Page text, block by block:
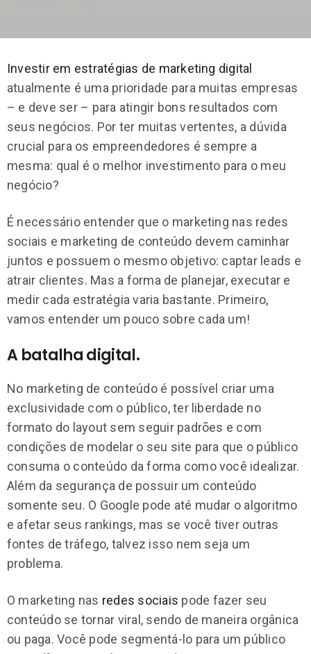
Investir em estratégias de marketing digital
atualmente é uma prioridade para muitas empresas
– e deve ser – para atingir bons resultados com
seus negócios. Por ter muitas vertentes, a dúvida
crucial para os empreendedores é sempre a
mesma: qual é o melhor investimento para o meu
negócio?
É necessário entender que o marketing nas redes
sociais e marketing de conteúdo devem caminhar
juntos e possuem o mesmo objetivo: captar leads e
atrair clientes. Mas a forma de planejar, executar e
medir cada estratégia varia bastante. Primeiro,
vamos entender um pouco sobre cada um!
A batalha digital.
No marketing de conteúdo é possível criar uma
exclusividade com o público, ter liberdade no
formato do layout sem seguir padrões e com
condições de modelar o seu site para que o público
consuma o conteúdo da forma como você idealizar.
Além da segurança de possuir um conteúdo
somente seu. O Google pode até mudar o algoritmo
e afetar seus rankings, mas se você tiver outras
fontes de tráfego, talvez isso nem seja um
problema.
O marketing nas redes sociais pode fazer seu
conteúdo se tornar viral, sendo de maneira orgânica
ou paga. Você pode segmentá-lo para um público